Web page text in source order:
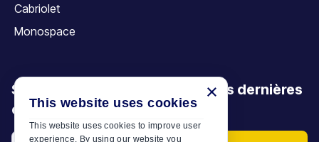
Cabriolet
Monospace
Soyez le premier à découvrir nos dernières
offres, promotions et articles
×
This website uses cookies
This website uses cookies to improve user
experience. By using our website you